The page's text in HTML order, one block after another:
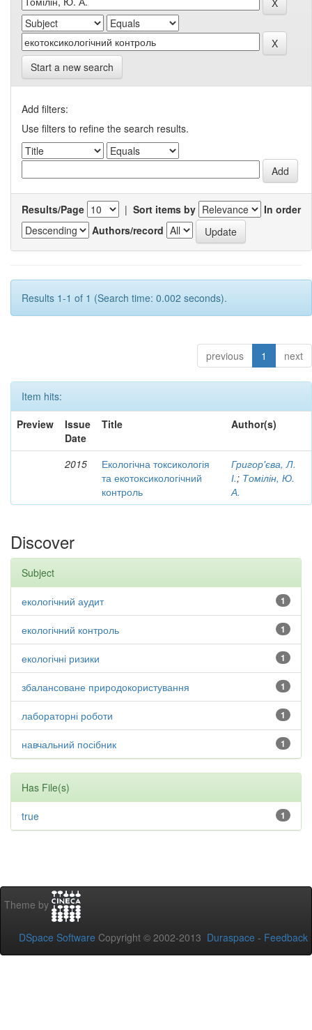
Start a new search
Add filters:
Use filters to refine the search results.
Results/Page | Sort items by
In order
Authors/record
Results 1-1 of 1 (Search time: 0.002 seconds).
previous 1 next
Item hits:
Preview
Issue
Date
Title Author(s)
2015
Екологічна токсикологія
та екотоксикологічний
контроль
Григор'єва, Л.
І.; Томілін, Ю.
А.
Discover
Subject
1
екологічний аудит
1
екологічний контроль
1
екологічні ризики
1
збалансоване природокористування
1
лабораторні роботи
1
навчальний посібник
Has File(s)
1
true
Theme by
DSpace Software Copyright © 2002-2013 Duraspace - Feedback